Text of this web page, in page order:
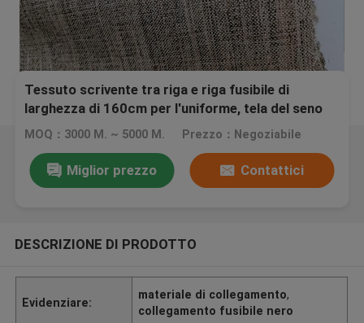
Tessuto scrivente tra riga e riga fusibile di
larghezza di 160cm per l'uniforme, tela del seno
MOQ：3000 M. ~ 5000 M. Prezzo：Negoziabile
Miglior prezzo Contattici
DESCRIZIONE DI PRODOTTO
Evidenziare:
materiale di collegamento,
collegamento fusibile nero